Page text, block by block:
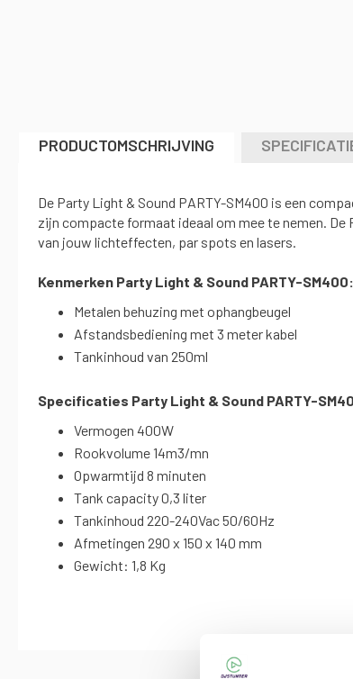
PRODUCTOMSCHRIJVING
De Party Light & Sound PARTY-SM400 is een
zijn compacte formaat ideaal om mee te nemen.
van jouw lichteffecten, par spots en lasers.
Kenmerken Party Light & Sound PARTY-SM400:
Metalen behuzing met ophangbeugel
Afstandsbediening met 3 meter kabel
Tankinhoud van 250ml
Specificaties Party Light & Sound PARTY-
Vermogen 400W
Rookvolume 14m3/mn
Opwarmtijd 8 minuten
Tank capacity 0,3 liter
Tankinhoud 220-240Vac 50/60Hz
Afmetingen 290 x 150 x 140 mm
Gewicht: 1,8 Kg